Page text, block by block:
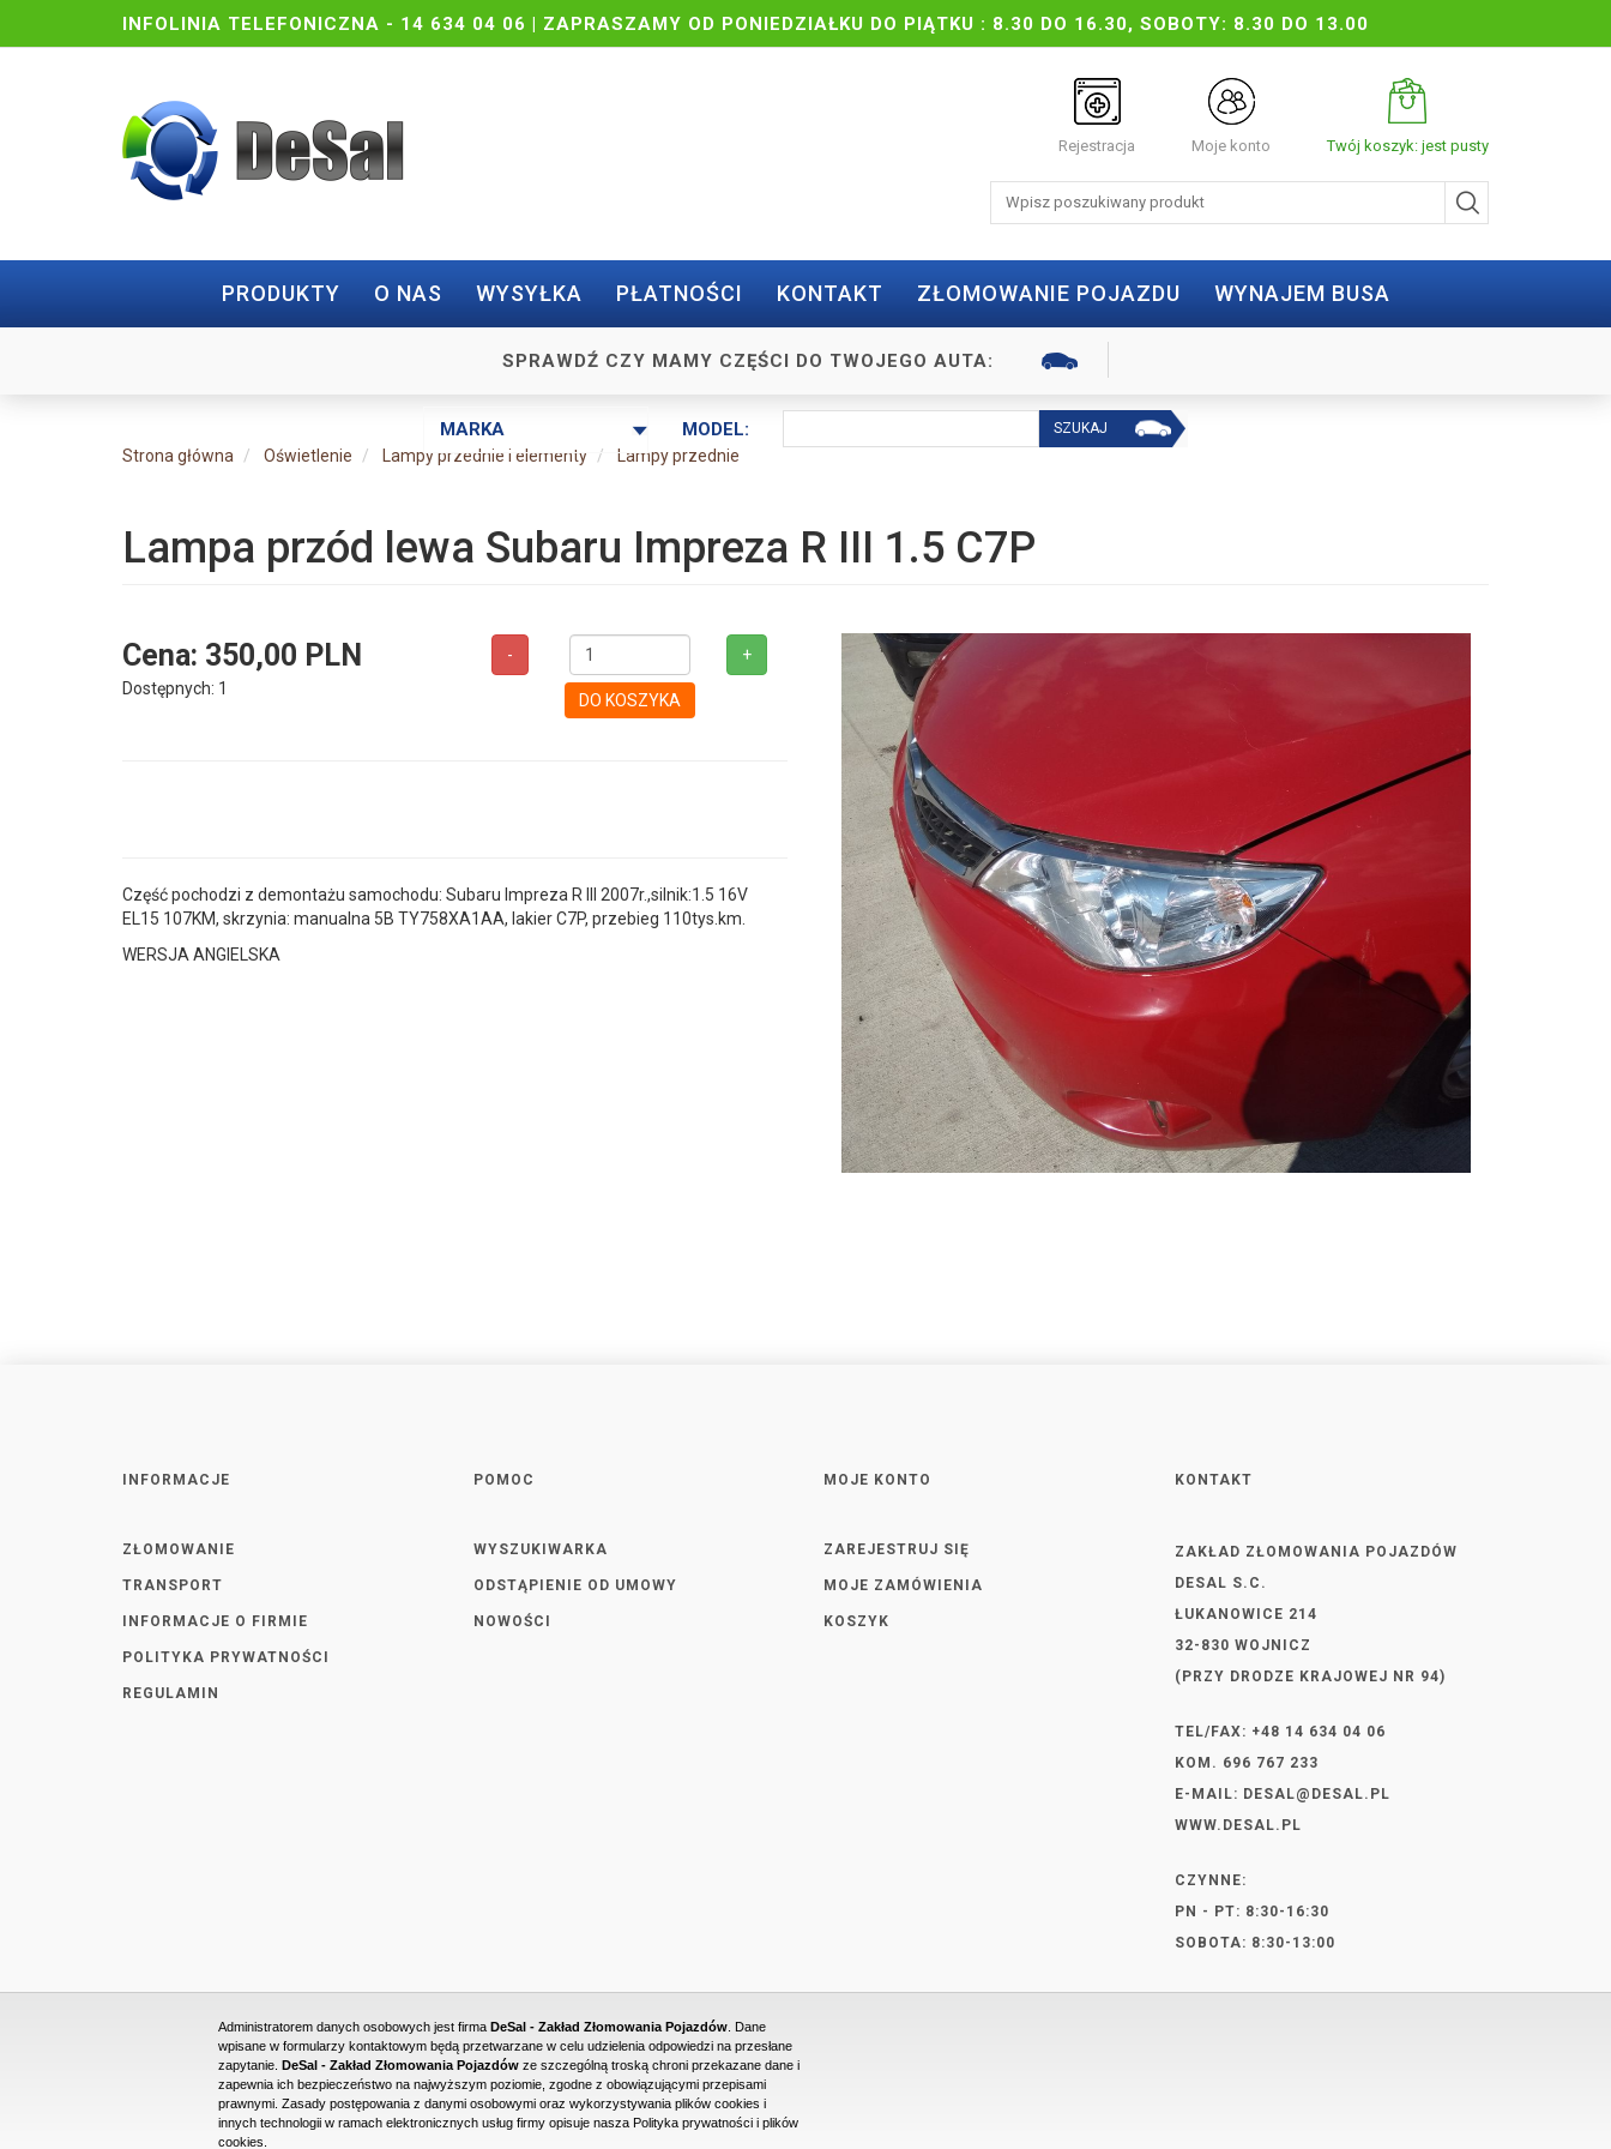
INFOLINIA TELEFONICZNA - 14 634 04 06 | ZAPRASZAMY OD PONIEDZIAŁKU DO PIĄTKU : 8.30 DO 16.30, SOBOTY: 8.30 DO 13.00
Rejestracja Moje konto Twój koszyk: jest pusty
PRODUKTY O NAS WYSYŁKA PŁATNOŚCI KONTAKT ZŁOMOWANIE POJAZDU WYNAJEM BUSA
SPRAWDŹ CZY MAMY CZĘŚCI DO TWOJEGO AUTA:
MODEL:
Strona główna Oświetlenie Lampy przednie i elementy Lampy przednie
Lampa przód lewa Subaru Impreza R III 1.5 C7P
Cena: 350,00 PLN
Dostępnych: 1
- +
DO KOSZYKA
Część pochodzi z demontażu samochodu: Subaru Impreza R III 2007r.,silnik:1.5 16V
EL15 107KM, skrzynia: manualna 5B TY758XA1AA, lakier C7P, przebieg 110tys.km.
WERSJA ANGIELSKA
INFORMACJE
ZŁOMOWANIE
TRANSPORT
INFORMACJE O FIRMIE
POLITYKA PRYWATNOŚCI
REGULAMIN
POMOC
WYSZUKIWARKA
ODSTĄPIENIE OD UMOWY
NOWOŚCI
MOJE KONTO
ZAREJESTRUJ SIĘ
MOJE ZAMÓWIENIA
KOSZYK
KONTAKT
ZAKŁAD ZŁOMOWANIA POJAZDÓW
DESAL S.C.
ŁUKANOWICE 214
32-830 WOJNICZ
(PRZY DRODZE KRAJOWEJ NR 94)
TEL/FAX: +48 14 634 04 06
KOM. 696 767 233
E-MAIL: DESAL@DESAL.PL
WWW.DESAL.PL
CZYNNE:
PN - PT: 8:30-16:30
SOBOTA: 8:30-13:00
PROJEKT I WYKONANIE STRONY WWW: DUONET
Administratorem danych osobowych jest firma DeSal - Zakład Złomowania Pojazdów . Dane
wpisane w formularzy kontaktowym będą przetwarzane w celu udzielenia odpowiedzi na przesłane
zapytanie. DeSal - Zakład Złomowania Pojazdów ze szczególną troską chroni przekazane dane i
zapewnia ich bezpieczeństwo na najwyższym poziomie, zgodne z obowiązującymi przepisami
prawnymi. Zasady postępowania z danymi osobowymi oraz wykorzystywania plików cookies i
innych technologii w ramach elektronicznych usług firmy opisuje nasza Polityka prywatności i plików
cookies.